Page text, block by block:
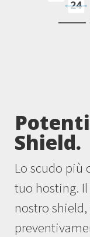
Shield.
Lo scudo più
tuo hosting.
nostro